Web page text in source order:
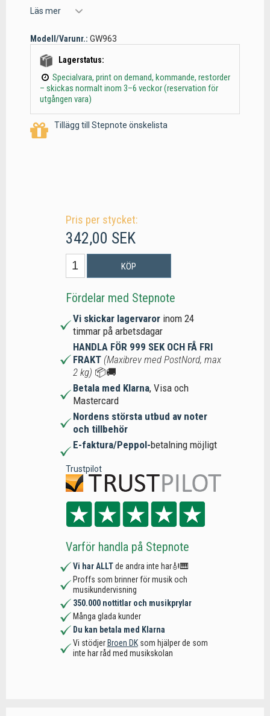
Läs mer
Modell/Varunr.: GW963
Lagerstatus:
Specialvara, print on demand, kommande, restorder
– skickas normalt inom 3–6 veckor (reservation för
utgången vara)
Tillägg till Stepnote önskelista
Pris per stycket:
342,00 SEK
KÖP
Fördelar med Stepnote
Vi skickar lagervaror inom 24
timmar på arbetsdagar
HANDLA FÖR 999 SEK OCH FÅ FRI
FRAKT (Maxibrev med PostNord, max
2 kg) 📦🚚
Betala med Klarna, Visa och
Mastercard
Nordens största utbud av noter
och tillbehör
E-faktura/Peppol-betalning möjligt
Trustpilot
Varför handla på Stepnote
Vi har ALLTde andra inte har🎻🎹
Proffs som brinner för musik och
musikundervisning
350.000 nottitlar och musikprylar
Många glada kunder
Du kan betala med Klarna
Vi stödjer Broen DKsom hjälper de som
inte har råd med musikskolan